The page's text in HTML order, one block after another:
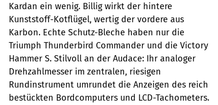
Kardan ein wenig. Billig wirkt der hintere
Kunststoff-Kotflügel, wertig der vordere aus
Karbon. Echte Schutz-Bleche haben nur die
Triumph Thunderbird Commander und die Victory
Hammer S. Stilvoll an der Audace: Ihr analoger
Drehzahlmesser im zentralen, riesigen
Rundinstrument umrundet die Anzeigen des reich
bestückten Bordcomputers und LCD-Tachometers.